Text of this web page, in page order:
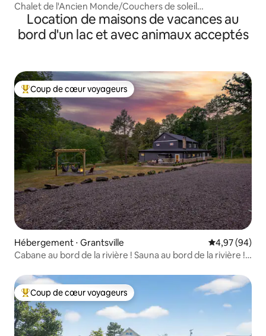
Chalet de l'Ancien Monde/Couchers de soleil
fabuleux/Animaux de compagnie polis acceptés
Location de maisons de vacances au
bord d'un lac et avec animaux acceptés
Coups de cœur voyageurs les plus appréciés
Coup de cœur voyageurs
Hébergement ⋅ Grantsville Évaluation
4,97 (94)
Cabane au bord de la rivière ! Sauna au bord de la rivière !
Coups de cœur voyageurs les plus appréciés
Coup de cœur voyageurs